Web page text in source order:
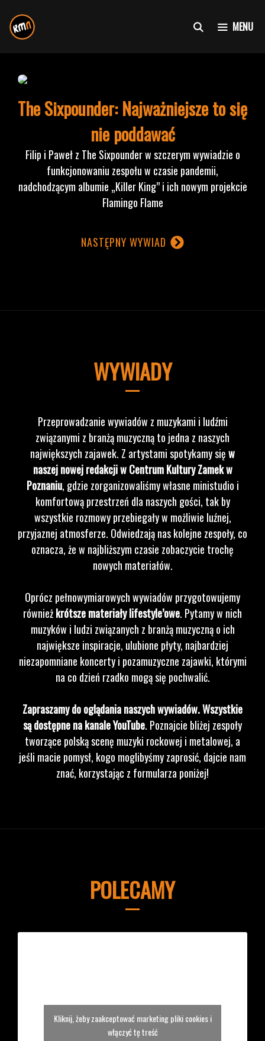
treści
MENU
The Sixpounder: Najważniejsze to się
nie poddawać
Filip i Paweł z The Sixpounder w szczerym wywiadzie o
funkcjonowaniu zespołu w czasie pandemii,
nadchodzącym albumie „Killer King” i ich nowym projekcie
Flamingo Flame
NASTĘPNY WYWIAD
WYWIADY
Przeprowadzanie wywiadów z muzykami i ludźmi
związanymi z branżą muzyczną to jedna z naszych
największych zajawek. Z artystami spotykamy sięw
naszej nowej redakcji w Centrum Kultury Zamek w
Poznaniu, gdzie zorganizowaliśmy własne ministudio i
komfortową przestrzeń dla naszych gości, tak by
wszystkie rozmowy przebiegały w możliwie luźnej,
przyjaznej atmosferze. Odwiedzają nas kolejne zespoły, co
oznacza, że w najbliższym czasie zobaczycie trochę
nowych materiałów.
Oprócz pełnowymiarowych wywiadów przygotowujemy
równieżkrótsze materiały lifestyle’owe. Pytamy w nich
muzyków i ludzi związanych z branżą muzyczną o ich
największe inspiracje, ulubione płyty, najbardziej
niezapomniane koncerty i pozamuzyczne zajawki, którymi
na co dzień rzadko mogą się pochwalić.
Zapraszamy do oglądania naszych wywiadów. Wszystkie
są dostępne na kanale YouTube. Poznajcie bliżej zespoły
tworzące polską scenę muzyki rockowej i metalowej, a
jeśli macie pomysł, kogo moglibyśmy zaprosić, dajcie nam
znać, korzystając z formularza poniżej!
POLECAMY
Kliknij, żeby zaakceptować marketing pliki cookies i
włączyć tę treść